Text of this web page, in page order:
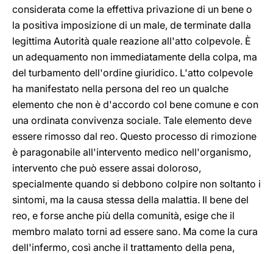
considerata come la effettiva privazione di un bene o
la positiva imposizione di un male, de terminate dalla
legittima Autorità quale reazione all'atto colpevole. È
un adequamento non immediatamente della colpa, ma
del turbamento dell'ordine giuridico. L'atto colpevole
ha manifestato nella persona del reo un qualche
elemento che non è d'accordo col bene comune e con
una ordinata convivenza sociale. Tale elemento deve
essere rimosso dal reo. Questo processo di rimozione
è paragonabile all'intervento medico nell'organismo,
intervento che può essere assai doloroso,
specialmente quando si debbono colpire non soltanto i
sintomi, ma la causa stessa della malattia. Il bene del
reo, e forse anche più della comunità, esige che il
membro malato torni ad essere sano. Ma come la cura
dell'infermo, così anche il trattamento della pena,